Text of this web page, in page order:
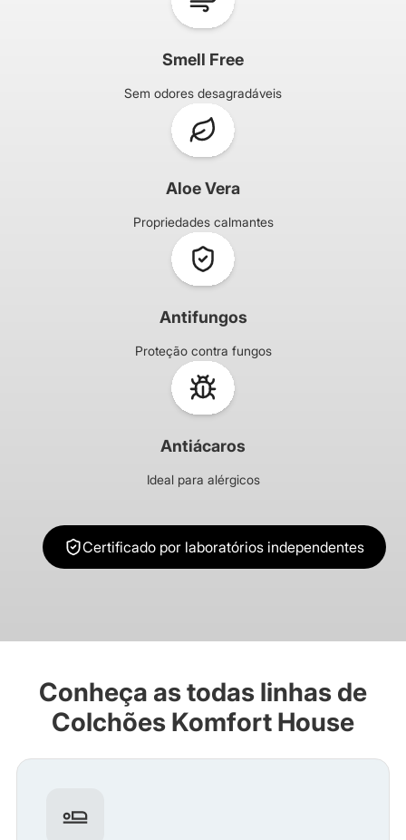
Smell Free
Sem odores desagradáveis
Aloe Vera
Propriedades calmantes
Antifungos
Proteção contra fungos
Antiácaros
Ideal para alérgicos
Certificado por laboratórios independentes
Conheça as todas linhas de
Colchões Komfort House